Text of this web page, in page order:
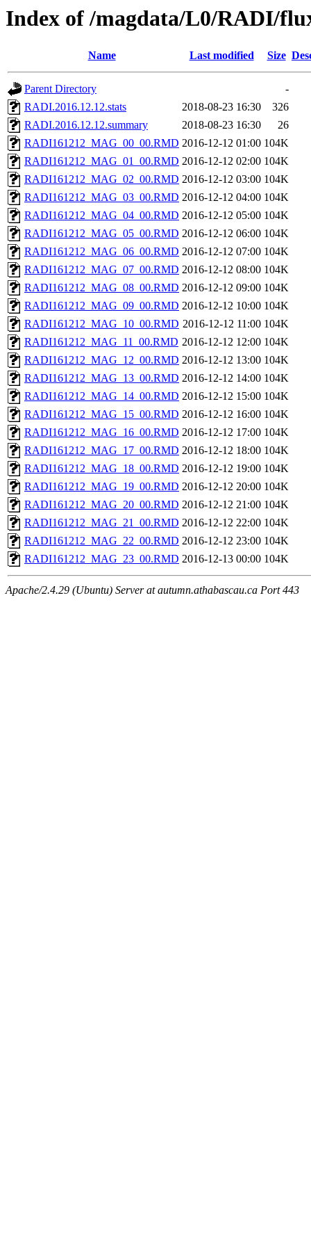
Index of /magdata/L0/RADI/
Name Last modified Size
Parent Directory
-
RADI.2016.12.12.stats
2018-08-23 16:30
326
RADI.2016.12.12.summary
2018-08-23 16:30
26
RADI161212_MAG_00_00.RMD 2016-12-12 01:00 104K
RADI161212_MAG_01_00.RMD 2016-12-12 02:00 104K
RADI161212_MAG_02_00.RMD 2016-12-12 03:00 104K
RADI161212_MAG_03_00.RMD 2016-12-12 04:00 104K
RADI161212_MAG_04_00.RMD 2016-12-12 05:00 104K
RADI161212_MAG_05_00.RMD 2016-12-12 06:00 104K
RADI161212_MAG_06_00.RMD 2016-12-12 07:00 104K
RADI161212_MAG_07_00.RMD 2016-12-12 08:00 104K
RADI161212_MAG_08_00.RMD 2016-12-12 09:00 104K
RADI161212_MAG_09_00.RMD 2016-12-12 10:00 104K
RADI161212_MAG_10_00.RMD 2016-12-12 11:00 104K
RADI161212_MAG_11_00.RMD 2016-12-12 12:00 104K
RADI161212_MAG_12_00.RMD 2016-12-12 13:00 104K
RADI161212_MAG_13_00.RMD 2016-12-12 14:00 104K
RADI161212_MAG_14_00.RMD 2016-12-12 15:00 104K
RADI161212_MAG_15_00.RMD 2016-12-12 16:00 104K
RADI161212_MAG_16_00.RMD 2016-12-12 17:00 104K
RADI161212_MAG_17_00.RMD 2016-12-12 18:00 104K
RADI161212_MAG_18_00.RMD 2016-12-12 19:00 104K
RADI161212_MAG_19_00.RMD 2016-12-12 20:00 104K
RADI161212_MAG_20_00.RMD 2016-12-12 21:00 104K
RADI161212_MAG_21_00.RMD 2016-12-12 22:00 104K
RADI161212_MAG_22_00.RMD 2016-12-12 23:00 104K
RADI161212_MAG_23_00.RMD 2016-12-13 00:00 104K
Apache/2.4.29 (Ubuntu) Server at autumn.athabascau.ca Port 443